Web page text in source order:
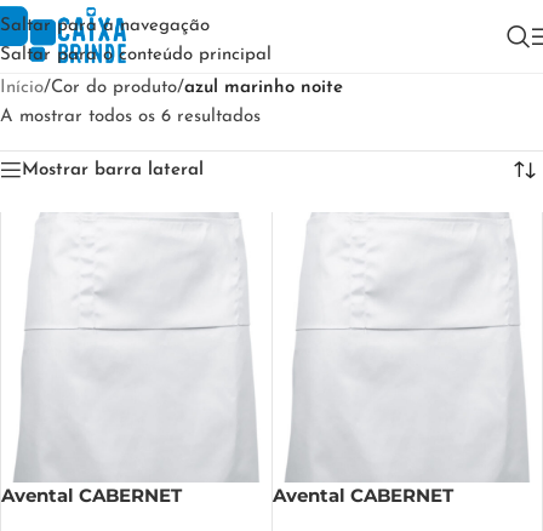
Saltar para a navegação
Saltar para o conteúdo principal
Início/Cor do produto/azul marinho noite
A mostrar todos os 6 resultados
Mostrar barra lateral
Avental CABERNET Avental CABERNET